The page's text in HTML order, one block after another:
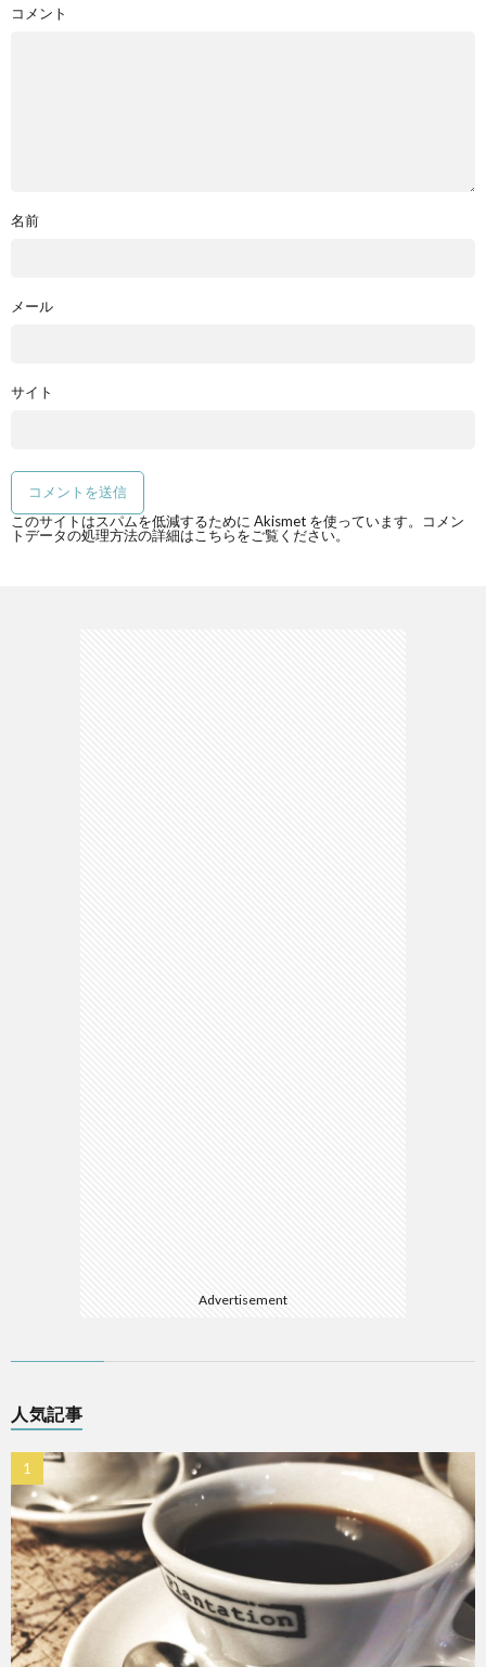
コメント
名前
メール
サイト
このサイトはスパムを低減するために Akismet を使っています。
コメン
トデータの処理方法の詳細はこちらをご覧ください。
Advertisement
人気記事